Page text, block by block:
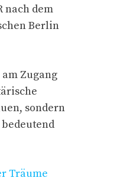
nach dem
Berlin
Zugang
sondern
Träume